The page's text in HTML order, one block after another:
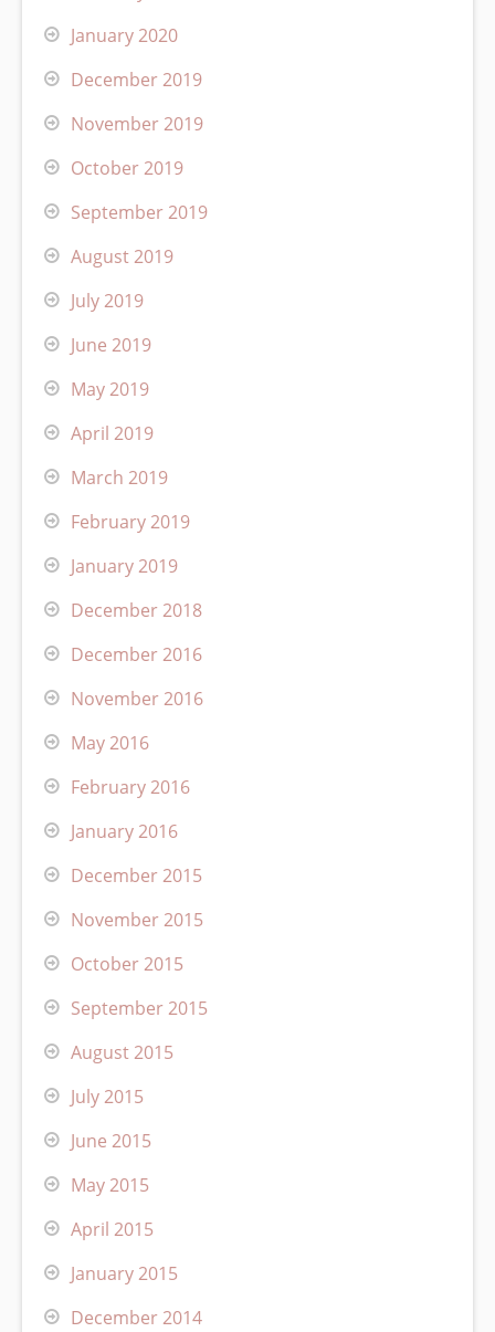
January 2020
December 2019
November 2019
October 2019
September 2019
August 2019
July 2019
June 2019
May 2019
April 2019
March 2019
February 2019
January 2019
December 2018
December 2016
November 2016
May 2016
February 2016
January 2016
December 2015
November 2015
October 2015
September 2015
August 2015
July 2015
June 2015
May 2015
April 2015
January 2015
December 2014